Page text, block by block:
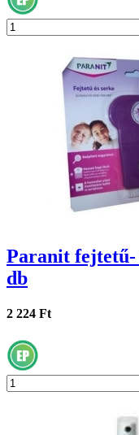
Paranit fejtetű-
db
2 224 Ft